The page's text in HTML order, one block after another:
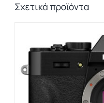
Σχετικά προϊόντα